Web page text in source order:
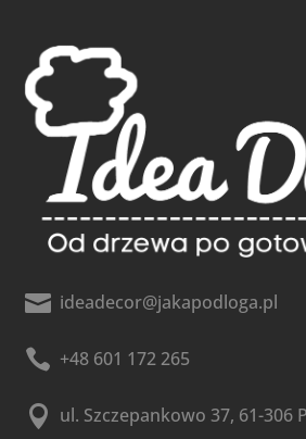
 ideadecor@jakapodloga.pl
 +48 601 172 265
 ul. Szczepankowo 37, 61-306